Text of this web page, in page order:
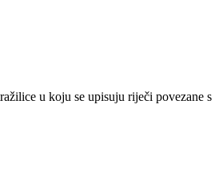
u koju se upisuju riječi povezane